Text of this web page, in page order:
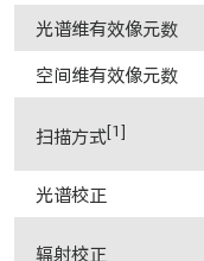
光谱维有效像元数
空间维有效像元数
扫描方式[1]
光谱校正
辐射校正